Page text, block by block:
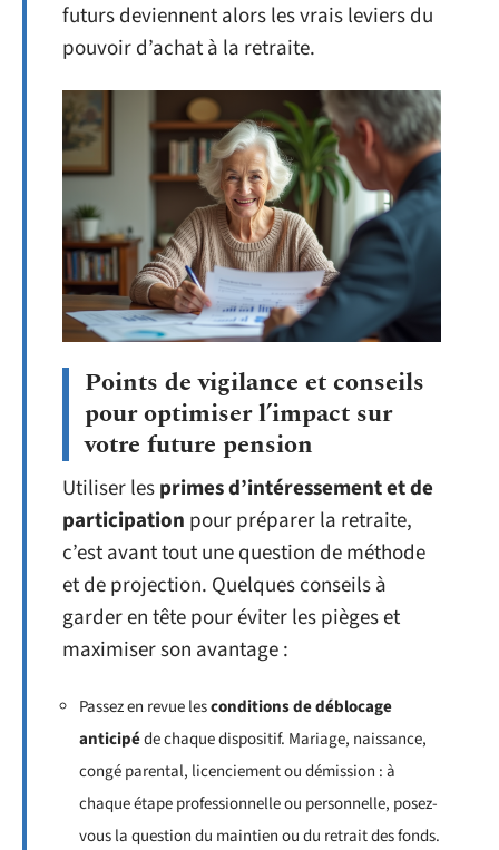
futurs deviennent alors les vrais leviers du
pouvoir d’achat à la retraite.
Points de vigilance et conseils
pour optimiser l’impact sur
votre future pension
Utiliser lesprimes d’intéressement et de
participation pour préparer la retraite,
c’est avant tout une question de méthode
et de projection. Quelques conseils à
garder en tête pour éviter les pièges et
maximiser son avantage :
Passez en revue lesconditions de déblocage
anticipéde chaque dispositif. Mariage, naissance,
congé parental, licenciement ou démission : à
chaque étape professionnelle ou personnelle, posez-
vous la question du maintien ou du retrait des fonds.